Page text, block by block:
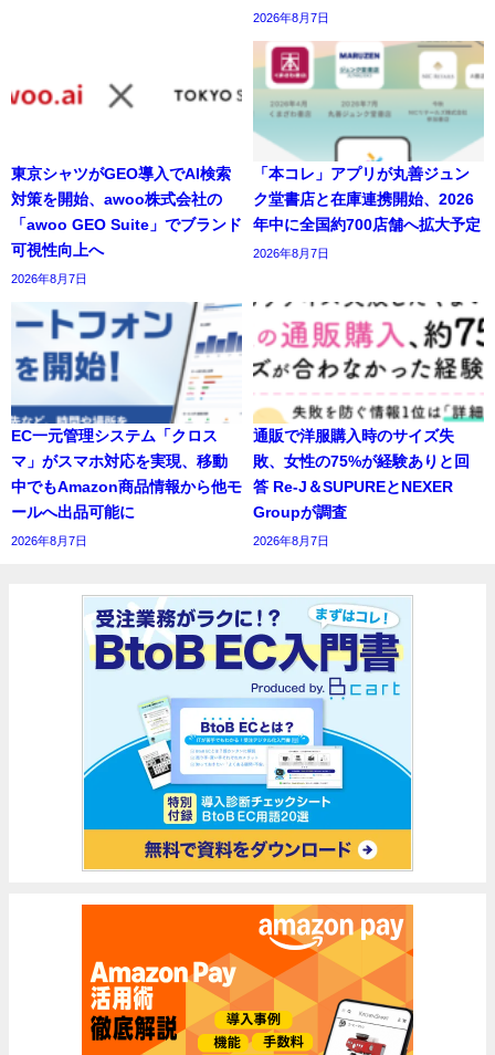
2026年8月7日
東京シャツがGEO導入でAI検索
対策を開始、awoo株式会社の
「awoo GEO Suite」でブランド
可視性向上へ
2026年8月7日
「本コレ」アプリが丸善ジュン
ク堂書店と在庫連携開始、2026
年中に全国約700店舗へ拡大予定
2026年8月7日
EC一元管理システム「クロス
マ」がスマホ対応を実現、移動
中でもAmazon商品情報から他モ
ールへ出品可能に
2026年8月7日
通販で洋服購入時のサイズ失
敗、女性の75%が経験ありと回
答 Re-J＆SUPUREとNEXER
Groupが調査
2026年8月7日